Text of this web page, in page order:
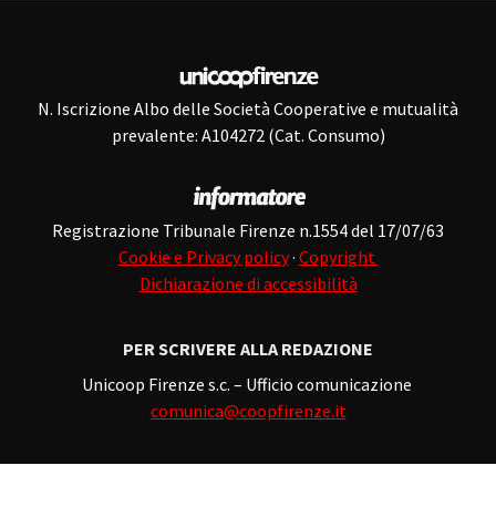
N. Iscrizione Albo delle Società Cooperative e mutualità
prevalente: A104272 (Cat. Consumo)
Registrazione Tribunale Firenze n.1554 del 17/07/63
Cookie e Privacy policy· Copyright
Dichiarazione di accessibilità
PER SCRIVERE ALLA REDAZIONE
Unicoop Firenze s.c. – Ufficio comunicazione
comunica@coopfirenze.it